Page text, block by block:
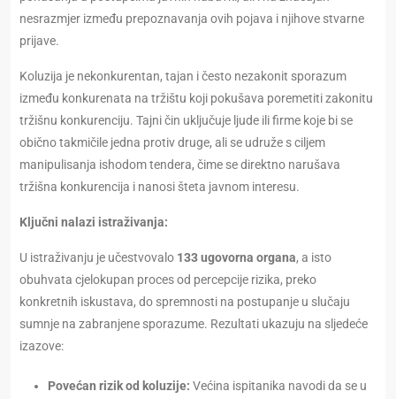
nesrazmjer između prepoznavanja ovih pojava i njihove stvarne
prijave.
Koluzija je nekonkurentan, tajan i često nezakonit sporazum
između konkurenata na tržištu koji pokušava poremetiti zakonitu
tržišnu konkurenciju. Tajni čin uključuje ljude ili firme koje bi se
obično takmičile jedna protiv druge, ali se udruže s ciljem
manipulisanja ishodom tendera, čime se direktno narušava
tržišna konkurencija i nanosi šteta javnom interesu.
Ključni nalazi istraživanja:
U istraživanju je učestvovalo 133 ugovorna organa, a isto
obuhvata cjelokupan proces od percepcije rizika, preko
konkretnih iskustava, do spremnosti na postupanje u slučaju
sumnje na zabranjene sporazume. Rezultati ukazuju na sljedeće
izazove:
Povećan rizik od koluzije: Većina ispitanika navodi da se u